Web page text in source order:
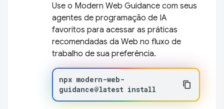
Use o Modern Web Guidance com seus
agentes de programação de IA
favoritos para acessar as práticas
recomendadas da Web no fluxo de
trabalho de sua preferência.
npx modern-web-
guidance@latest install